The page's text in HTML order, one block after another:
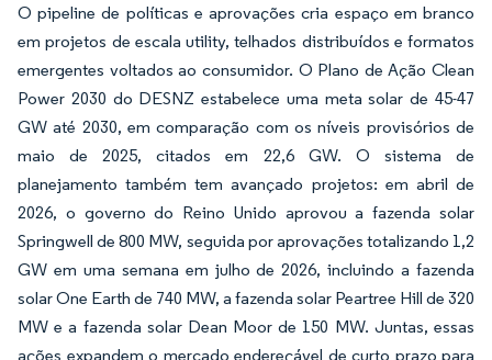
O pipeline de políticas e aprovações cria espaço em branco
em projetos de escala utility, telhados distribuídos e formatos
emergentes voltados ao consumidor. O Plano de Ação Clean
Power 2030 do DESNZ estabelece uma meta solar de 45-47
GW até 2030, em comparação com os níveis provisórios de
maio de 2025, citados em 22,6 GW. O sistema de
planejamento também tem avançado projetos: em abril de
2026, o governo do Reino Unido aprovou a fazenda solar
Springwell de 800 MW, seguida por aprovações totalizando 1,2
GW em uma semana em julho de 2026, incluindo a fazenda
solar One Earth de 740 MW, a fazenda solar Peartree Hill de 320
MW e a fazenda solar Dean Moor de 150 MW. Juntas, essas
ações expandem o mercado endereçável de curto prazo para